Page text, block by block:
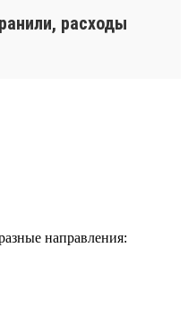
расходы
направления: